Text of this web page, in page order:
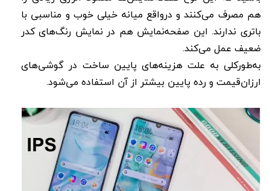
هم مصرف می‌کنند و درواقع میانه خیلی خوب و مناسبی با
باتری ندارند. این صفحه‌نمایش هم در نمایش رنگ‌های کدر
ضعیف عمل می‌کند.
به‌طورکلی به علت هزینه‌های پایین ساخت در گوشی‌های
ارزان‌قیمت و رده پایین بیشتر از آن استفاده می‌شود.